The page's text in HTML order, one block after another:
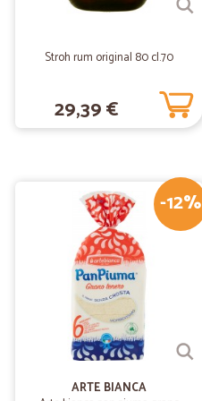
Stroh rum original 80 cl.70
29,39 €
-12%
ARTE BIANCA